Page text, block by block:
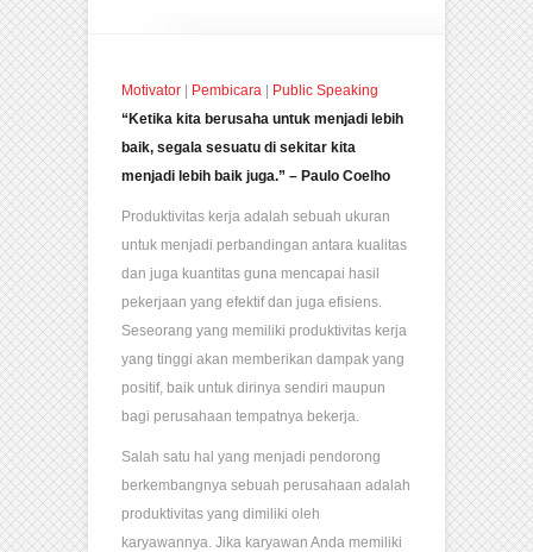
Motivator Pembicara
Public Speaking
“Ketika kita berusaha untuk menjadi lebih
baik, segala sesuatu di sekitar kita
menjadi lebih baik juga.” – Paulo Coelho
Produktivitas kerja adalah sebuah ukuran
untuk menjadi perbandingan antara kualitas
dan juga kuantitas guna mencapai hasil
pekerjaan yang efektif dan juga efisiens.
Seseorang yang memiliki produktivitas kerja
yang tinggi akan memberikan dampak yang
positif, baik untuk dirinya sendiri maupun
bagi perusahaan tempatnya bekerja.
Salah satu hal yang menjadi pendorong
berkembangnya sebuah perusahaan adalah
produktivitas yang dimiliki oleh
karyawannya. Jika karyawan Anda memiliki